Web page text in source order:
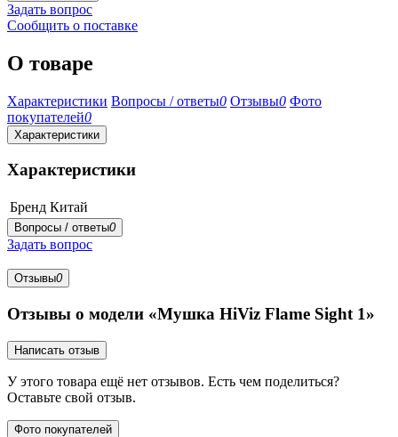
Задать вопрос
Сообщить о поставке
О товаре
Характеристики Вопросы / ответы0 Отзывы0 Фото
покупателей0
Характеристики
Характеристики
Бренд Китай
Вопросы / ответы0
Задать вопрос
Отзывы0
Отзывы о модели «Мушка HiViz Flame Sight 1»
Написать отзыв
У этого товара ещё нет отзывов. Есть чем поделиться?
Оставьте свой отзыв.
Фото покупателей